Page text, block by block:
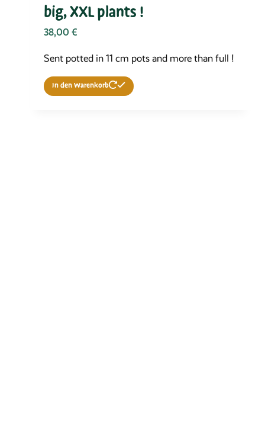
big, XXL plants !
38,00 €
Sent potted in 11 cm pots and more than full !
In den Warenkorb